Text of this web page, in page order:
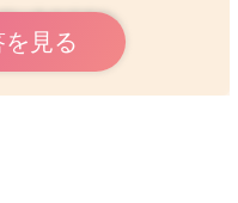
いるのですね。
か？
ご相談なさってみてくだ
見る